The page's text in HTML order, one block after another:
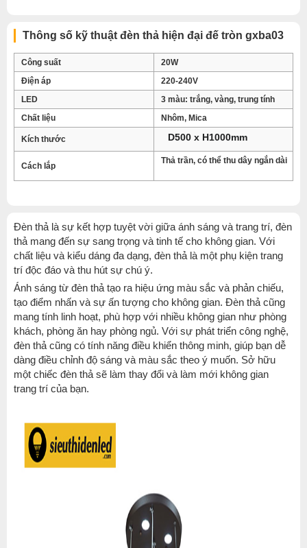
Thông số kỹ thuật đèn thả hiện đại đế tròn gxba03
Công suất
20W
Điện áp
220-240V
LED
3 màu: trắng, vàng, trung tính
Chất liệu
Nhôm, Mica
Kích thước D500 x H1000mm
Cách lắp
Thả trần, có thể thu dây ngắn dài
Đèn thả là sự kết hợp tuyệt vời giữa ánh sáng và trang trí, đèn
thả mang đến sự sang trọng và tinh tế cho không gian. Với
chất liệu và kiểu dáng đa dạng, đèn thả là một phụ kiện trang
trí độc đáo và thu hút sự chú ý.
Ánh sáng từ đèn thả tạo ra hiệu ứng màu sắc và phản chiếu,
tạo điểm nhấn và sự ấn tượng cho không gian. Đèn thả cũng
mang tính linh hoạt, phù hợp với nhiều không gian như phòng
khách, phòng ăn hay phòng ngủ. Với sự phát triển công nghệ,
đèn thả cũng có tính năng điều khiển thông minh, giúp bạn dễ
dàng điều chỉnh độ sáng và màu sắc theo ý muốn. Sở hữu
một chiếc đèn thả sẽ làm thay đổi và làm mới không gian
trang trí của bạn.